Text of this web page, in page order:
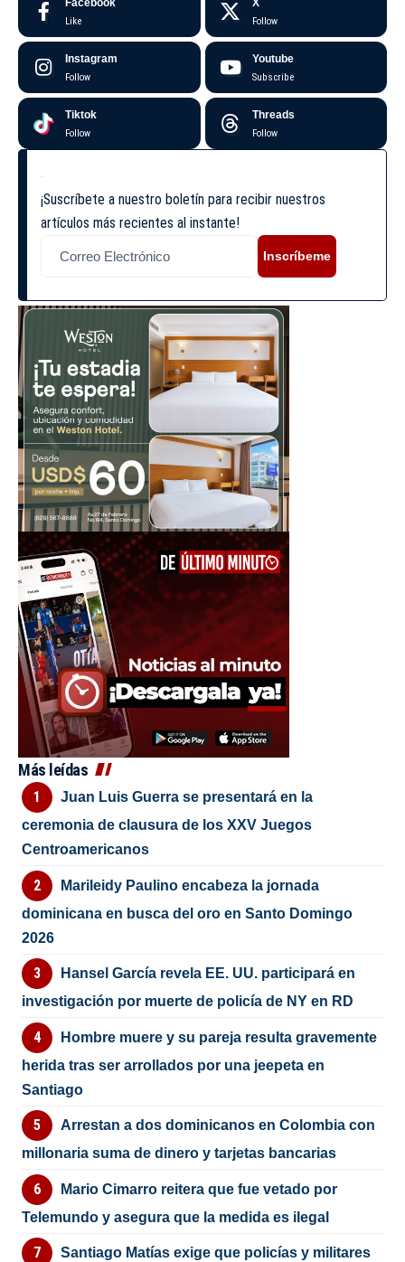
Facebook
Like
X
Follow
Instagram
Follow
Youtube
Subscribe
Tiktok
Follow
Threads
Follow
¡Suscríbete a nuestro boletín para recibir nuestros
artículos más recientes al instante!
Inscríbeme
Más leídas
Juan Luis Guerra se presentará en la
ceremonia de clausura de los XXV Juegos
Centroamericanos
Marileidy Paulino encabeza la jornada
dominicana en busca del oro en Santo Domingo
2026
Hansel García revela EE. UU. participará en
investigación por muerte de policía de NY en RD
Hombre muere y su pareja resulta gravemente
herida tras ser arrollados por una jeepeta en
Santiago
Arrestan a dos dominicanos en Colombia con
millonaria suma de dinero y tarjetas bancarias
Mario Cimarro reitera que fue vetado por
Telemundo y asegura que la medida es ilegal
Santiago Matías exige que policías y militares